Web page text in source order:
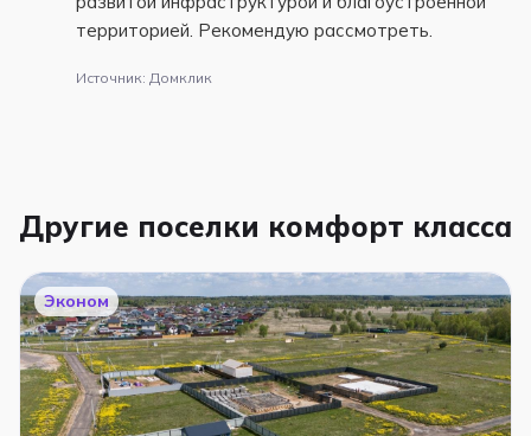
территорией. Рекомендую рассмотреть.
Источник: Домклик
Другие поселки комфорт класса
Эконом